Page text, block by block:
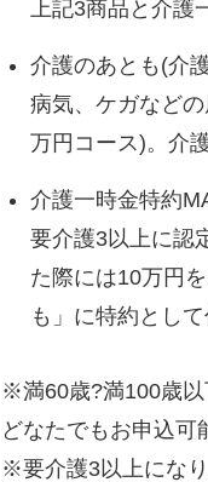
上記3商品と介
介護のあとも(介
病気、ケガなど
万円コース)。介
介護一時金特約
要介護3以上に認
た際には10万円
も」に特約として
※満60歳?満100歳以
どなたでもお申込可
※要介護3以上にな